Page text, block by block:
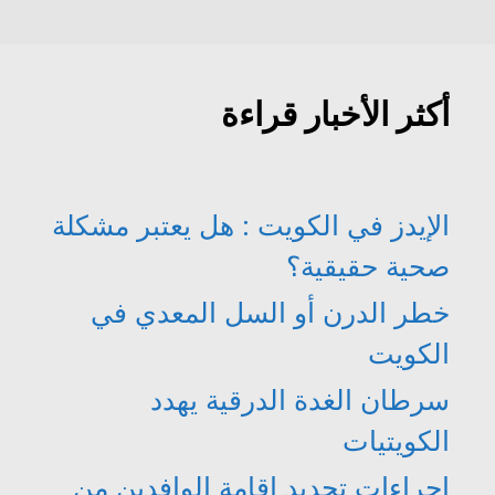
أكثر الأخبار قراءة
الإيدز في الكويت : هل يعتبر مشكلة
صحية حقيقية؟
خطر الدرن أو السل المعدي في
الكويت
سرطان الغدة الدرقية يهدد
الكويتيات
اجراءات تجديد اقامة الوافدين من